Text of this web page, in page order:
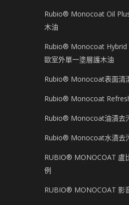
Rubio® Monocoat Oil
木油
Rubio® Monocoat
歐室外單一塗層護木油
Rubio® Monocoat表面清
Rubio® Monocoat
Rubio® Monocoat油漬去
Rubio® Monocoat水漬去
RUBIO® MONOCOAT 盧
例
RUBIO® MONOCOAT 影